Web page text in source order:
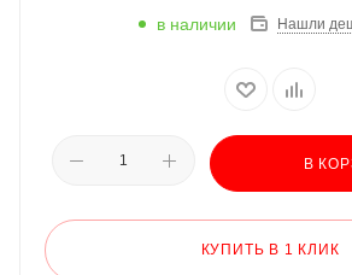
в наличии Нашли
В
КУПИТЬ В 1 КЛИК